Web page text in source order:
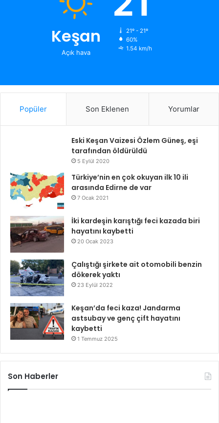
Keşan
Açık hava
21º - 21º
60%
1.54 km/h
Popüler Son Eklenen Yorumlar
Eski Keşan Vaizesi Özlem Güneş, eşi
tarafından öldürüldü
5 Eylül 2020
Türkiye’nin en çok okuyan ilk 10 ili
arasında Edirne de var
7 Ocak 2021
İki kardeşin karıştığı feci kazada biri
hayatını kaybetti
20 Ocak 2023
Çalıştığı şirkete ait otomobili benzin
dökerek yaktı
23 Eylül 2022
Keşan’da feci kaza! Jandarma
astsubay ve genç çift hayatını
kaybetti
1 Temmuz 2025
Son Haberler